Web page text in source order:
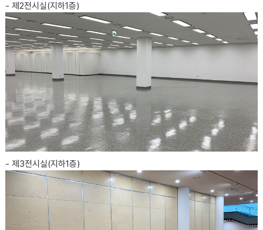
- 제2전시실(지하1층)
- 제3전시실(지하1층)